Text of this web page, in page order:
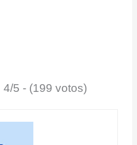
4/5 - (199 votos)